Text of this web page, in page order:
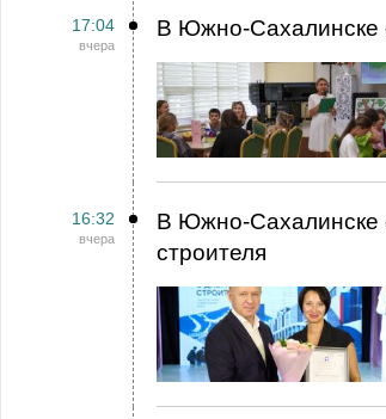
17:04
вчера
В Южно-Сахалинске
16:32
вчера
В Южно-Сахалинске
строителя